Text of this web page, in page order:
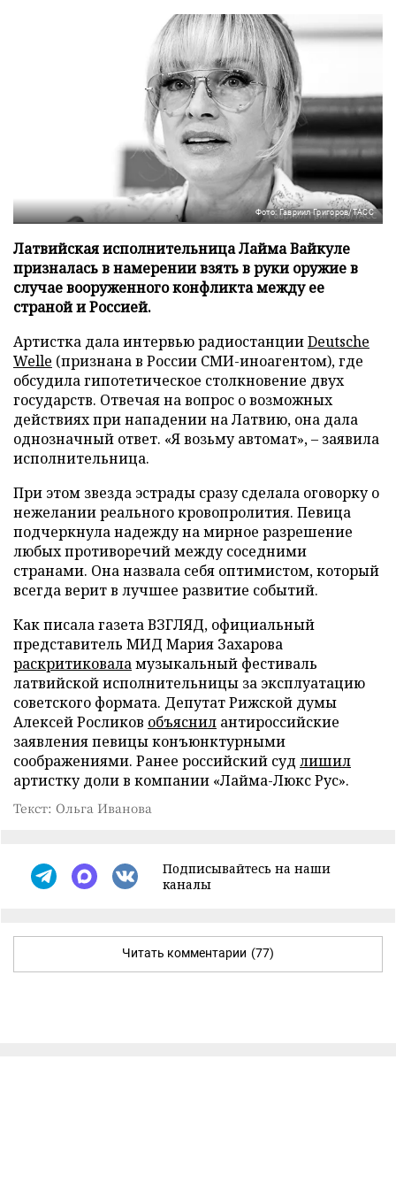
Фото: Гавриил Григоров/ТАСС
Латвийская исполнительница Лайма Вайкуле
призналась в намерении взять в руки оружие в
случае вооруженного конфликта между ее
страной и Россией.
Артистка дала интервью радиостанцииDeutsche
Welle (признана в России СМИ-иноагентом), где
обсудила гипотетическое столкновение двух
государств. Отвечая на вопрос о возможных
действиях при нападении на Латвию, она дала
однозначный ответ. «Я возьму автомат», – заявила
исполнительница.
При этом звезда эстрады сразу сделала оговорку о
нежелании реального кровопролития. Певица
подчеркнула надежду на мирное разрешение
любых противоречий между соседними
странами. Она назвала себя оптимистом, который
всегда верит в лучшее развитие событий.
Как писала газета ВЗГЛЯД, официальный
представитель МИД Мария Захарова
раскритиковаламузыкальный фестиваль
латвийской исполнительницы за эксплуатацию
советского формата. Депутат Рижской думы
Алексей Росликов объяснил антироссийские
заявления певицы конъюнктурными
соображениями. Ранее российский суд лишил
артистку доли в компании «Лайма-Люкс Рус».
Текст: Ольга Иванова
Подписывайтесь на наши
каналы
Читать комментарии (77)